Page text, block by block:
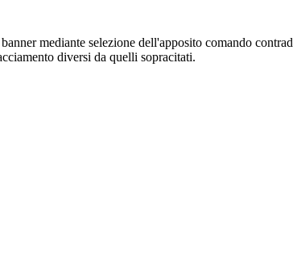
mediante selezione dell'apposito comando
diversi da quelli sopracitati.